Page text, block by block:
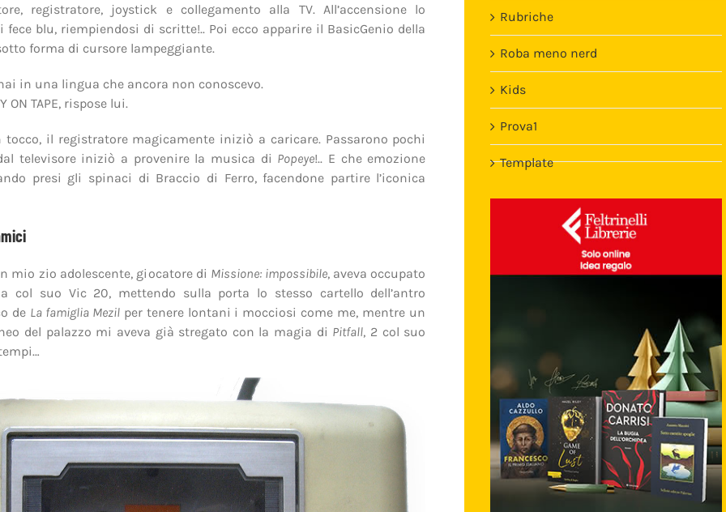
registratore, joystick e collegamento alla TV. All’accensione lo
fece blu, riempiendosi di scritte!.. Poi ecco apparire il BasicGenio della
forma di cursore lampeggiante.
in una lingua che ancora non conoscevo.
ON TAPE, rispose lui.
tocco, il registratore magicamente iniziò a caricare. Passarono pochi
televisore iniziò a provenire la musica di Popeye!.. E che emozione
presi gli spinaci di Braccio di Ferro, facendone partire l’iconica
mio zio adolescente, giocatore di Missione: impossibile, aveva occupato
col suo Vic 20, mettendo sulla porta lo stesso cartello dell’antro
de La famiglia Mezilper tenere lontani i mocciosi come me, mentre un
del palazzo mi aveva già stregato con la magia di Pitfall, 2 col suo
Rubriche
Roba meno nerd
Kids
Prova1
Template